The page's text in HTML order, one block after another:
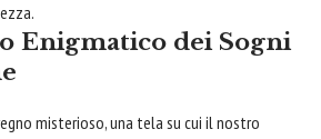
Enigmatico dei Sogni
misterioso, una tela su cui il nostro